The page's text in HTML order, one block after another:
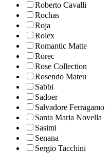
Roberto Cavalli
Rochas
Roja
Rolex
Romantic Matte
Rorec
Rose Collection
Rosendo Mateu
Sabbi
Sadoer
Salvadore Ferragamo
Santa Maria Novella
Sasimi
Senana
Sergio Tacchini